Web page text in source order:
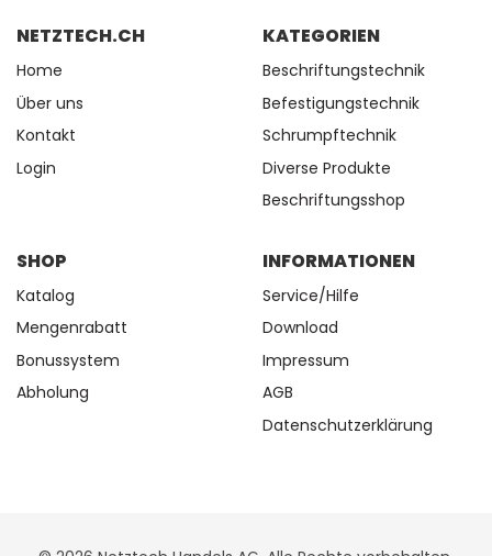
NETZTECH.CH
Home
Über uns
Kontakt
Login
KATEGORIEN
Beschriftungstechnik
Befestigungstechnik
Schrumpftechnik
Diverse Produkte
Beschriftungsshop
SHOP
Katalog
Mengenrabatt
Bonussystem
Abholung
INFORMATIONEN
Service/Hilfe
Download
Impressum
AGB
Datenschutzerklärung